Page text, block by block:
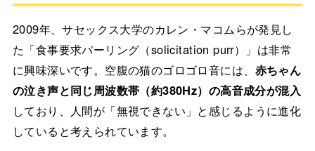
2009年、サセックス大学のカレン・マコムらが発見し
た「食事要求パーリング（solicitation purr）」は非常
に興味深いです。空腹の猫のゴロゴロ音には、 赤ちゃん
の泣き声と同じ周波数帯（約380Hz）の高音成分が混入
しており、人間が「無視できない」と感じるように進化
していると考えられています。